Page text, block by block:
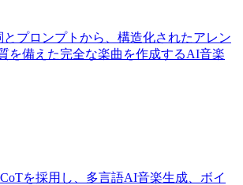
とプロンプトから、構造化されたアレン
を備えた完全な楽曲を作成するAI音楽
を採用し、多言語AI音楽生成、ボイ